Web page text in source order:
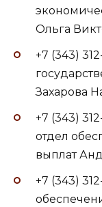
Ольга
+7 (343)
Захарова
+7 (343)
отдел
выплат
+7 (343)